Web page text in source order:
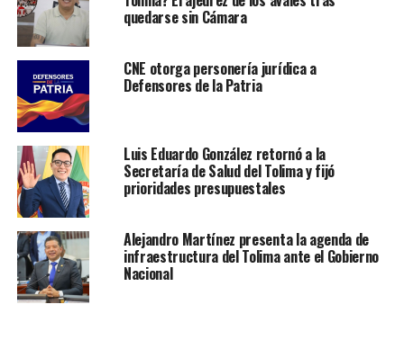
quedarse sin Cámara
CNE otorga personería jurídica a
Defensores de la Patria
Luis Eduardo González retornó a la
Secretaría de Salud del Tolima y fijó
prioridades presupuestales
Alejandro Martínez presenta la agenda de
infraestructura del Tolima ante el Gobierno
Nacional